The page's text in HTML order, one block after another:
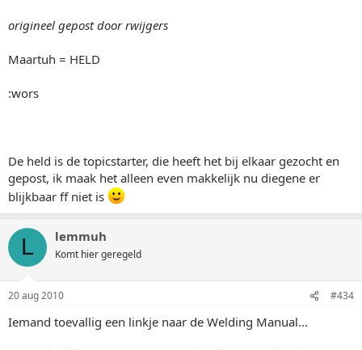
origineel gepost door rwijgers
Maartuh = HELD
:wors
De held is de topicstarter, die heeft het bij elkaar gezocht en
gepost, ik maak het alleen even makkelijk nu diegene er
blijkbaar ff niet is
L lemmuh
Komt hier geregeld
20 aug 2010 #434
Iemand toevallig een linkje naar de Welding Manual...